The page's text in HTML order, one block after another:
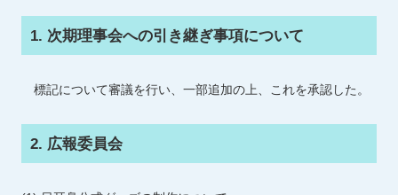
1. 次期理事会への引き継ぎ事項について
標記について審議を行い、一部追加の上、これを承認した。
2. 広報委員会